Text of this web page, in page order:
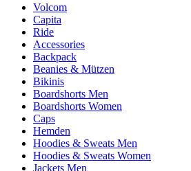
Volcom
Capita
Ride
Accessories
Backpack
Beanies & Mützen
Bikinis
Boardshorts Men
Boardshorts Women
Caps
Hemden
Hoodies & Sweats Men
Hoodies & Sweats Women
Jackets Men